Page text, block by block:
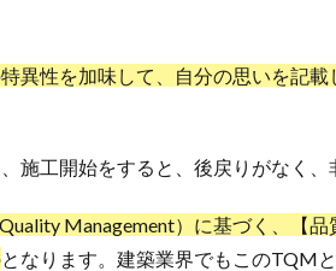
異性を加味して、自分の思いを記
施工開始をすると、後戻りがなく、
Management）に基づく、【
となります。建築業界でもこのTQM